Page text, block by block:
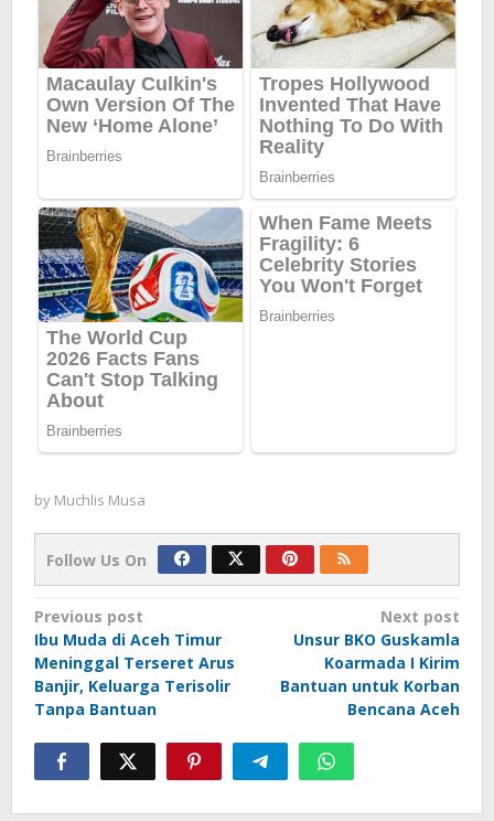
by Muchlis Musa
Follow Us On
Post
navigation
Previous post
Ibu Muda di Aceh Timur
Meninggal Terseret Arus
Banjir, Keluarga Terisolir
Tanpa Bantuan
Next post
Unsur BKO Guskamla
Koarmada I Kirim
Bantuan untuk Korban
Bencana Aceh